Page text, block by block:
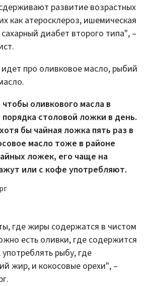
развитие возрастных
как атеросклероз, ишемическая
диабет второго типа", –
идет про оливковое масло, рыбий
оливкового масла в
столовой ложки в день.
бы чайная ложка пять раз в
масло тоже в районе
ложек, его чаще на
или с кофе употребляют.
где жиры содержатся в чистом
есть оливки, где содержится
рыбу, где
жир, и кокосовые орехи", –